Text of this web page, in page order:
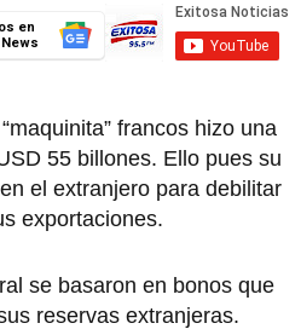
en
francos hizo una
55 billones. Ello pues su
el extranjero para debilitar
exportaciones.
se basaron en bonos que
reservas extranjeras.